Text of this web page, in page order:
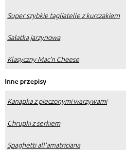
Super szybkie tagliatelle z kurczakiem
Sałatka jarzynowa
Klasyczny Mac’n Cheese
Inne przepisy
Kanapka z pieczonymi warzywami
Chrupki z serkiem
Spaghetti all’amatriciana